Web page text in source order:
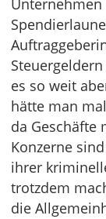
es so weit
hätte man
da Geschäfte
Konzerne
ihrer
trotzdem
die